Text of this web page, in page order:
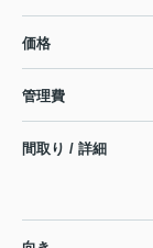
価格
管理費
間取り / 詳細